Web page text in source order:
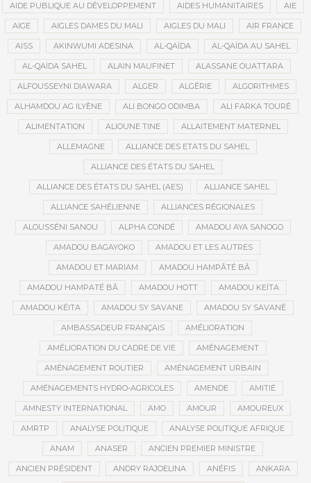
AIDE PUBLIQUE AU DÉVELOPPEMENT AIDES HUMANITAIRES AIE
AIGE AIGLES DAMES DU MALI AIGLES DU MALI AIR FRANCE
AISS AKINWUMI ADESINA AL-QAÏDA AL-QAÏDA AU SAHEL
AL-QAÏDA SAHEL ALAIN MAUFINET ALASSANE OUATTARA
ALFOUSSEYNI DIAWARA ALGER ALGÉRIE ALGORITHMES
ALHAMDOU AG ILYÈNE ALI BONGO ODIMBA ALI FARKA TOURÉ
ALIMENTATION ALIOUNE TINE ALLAITEMENT MATERNEL
ALLEMAGNE ALLIANCE DES ETATS DU SAHEL
ALLIANCE DES ÉTATS DU SAHEL
ALLIANCE DES ÉTATS DU SAHEL (AES) ALLIANCE SAHEL
ALLIANCE SAHÉLIENNE ALLIANCES RÉGIONALES
ALOUSSÉNI SANOU ALPHA CONDÉ AMADOU AYA SANOGO
AMADOU BAGAYOKO AMADOU ET LES AUTRES
AMADOU ET MARIAM AMADOU HAMPÂTÉ BÂ
AMADOU HAMPATÉ BÂ AMADOU HOTT AMADOU KEÏTA
AMADOU KÉITA AMADOU SY SAVANE AMADOU SY SAVANÉ
AMBASSADEUR FRANÇAIS AMÉLIORATION
AMÉLIORATION DU CADRE DE VIE AMÉNAGEMENT
AMÉNAGEMENT ROUTIER AMÉNAGEMENT URBAIN
AMÉNAGEMENTS HYDRO-AGRICOLES AMENDE AMITIÉ
AMNESTY INTERNATIONAL AMO AMOUR AMOUREUX
AMRTP ANALYSE POLITIQUE ANALYSE POLITIQUE AFRIQUE
ANAM ANASER ANCIEN PREMIER MINISTRE
ANCIEN PRÉSIDENT ANDRY RAJOELINA ANÉFIS ANKARA